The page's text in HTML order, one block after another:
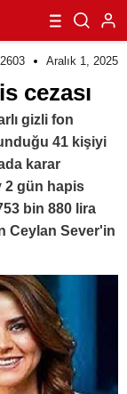
2603 Aralık 1, 2025
cezası
gizli fon
41 kişiyi
karar
2 gün hapis
bin 880 lira
Ceylan Sever'in